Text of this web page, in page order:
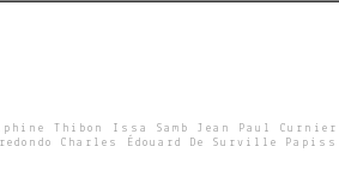
Thibon Issa Samb Jean Paul Curnier
Charles Édouard De Surville Papiss